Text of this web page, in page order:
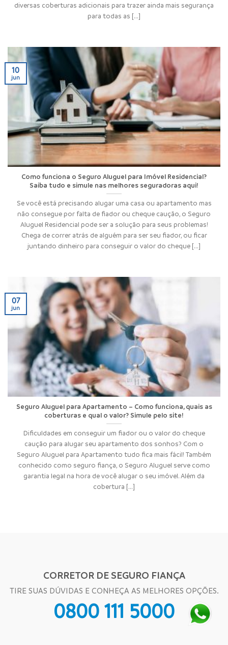
diversas coberturas adicionais para trazer ainda mais segurança
para todas as [...]
Como funciona o Seguro Aluguel para Imóvel Residencial?
Saiba tudo e simule nas melhores seguradoras aqui!
Se você está precisando alugar uma casa ou apartamento mas
não consegue por falta de fiador ou cheque caução, o Seguro
Aluguel Residencial pode ser a solução para seus problemas!
Chega de correr atrás de alguém para ser seu fiador, ou ficar
juntando dinheiro para conseguir o valor do cheque [...]
10
jun
Seguro Aluguel para Apartamento – Como funciona, quais as
coberturas e qual o valor? Simule pelo site!
Dificuldades em conseguir um fiador ou o valor do cheque
caução para alugar seu apartamento dos sonhos? Com o
Seguro Aluguel para Apartamento tudo fica mais fácil! Também
conhecido como seguro fiança, o Seguro Aluguel serve como
garantia legal na hora de você alugar o seu imóvel. Além da
cobertura [...]
07
jun
CORRETOR DE SEGURO FIANÇA
TIRE SUAS DÚVIDAS E CONHEÇA AS MELHORES OPÇÕES.
0800 111 5000